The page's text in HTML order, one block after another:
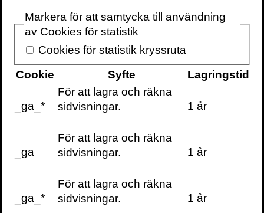
FÖLJ
Webbplats
BÖCKER
Den vilda trädgården
Den stora humleresan
Galen i humlor
Markera för att samtycka till användning
av Cookies för statistik
Cookies för statistik kryssruta
Cookie
Syfte Lagringstid
_ga_*
För att lagra och räkna
sidvisningar.
1 år
_ga
För att lagra och räkna
sidvisningar.
1 år
_ga_*
För att lagra och räkna
sidvisningar.
1 år